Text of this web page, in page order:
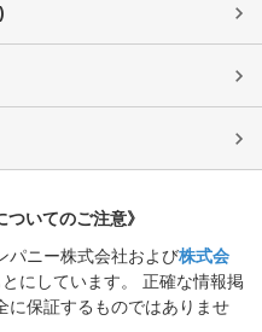
)
ついてのご注意》
パニー株式会社および株式会
にしています。 正確な情報掲
に保証するものではありませ